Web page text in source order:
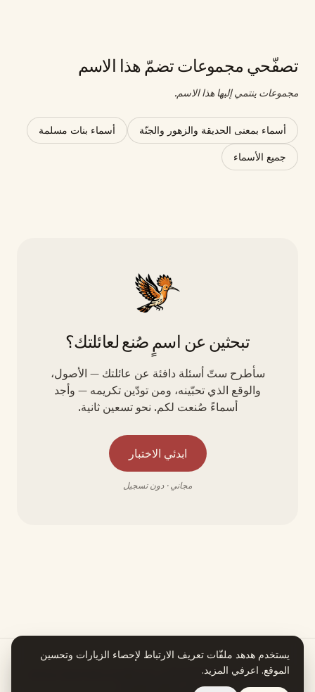
تصفّحي مجموعات تضمّ هذا الاسم
مجموعات ينتمي إليها هذا الاسم.
أسماء بمعنى الحديقة والزهور والجنّة أسماء بنات مسلمة
جميع الأسماء
تبحثين عن اسمٍ صُنع لعائلتك؟
سأطرح ستّ أسئلة دافئة عن عائلتك — الأصول،
والوقع الذي تحبّينه، ومن تودّين تكريمه — وأجد
أسماءً صُنعت لكم. نحو تسعين ثانية.
ابدئي الاختبار
مجاني · دون تسجيل
هدهد يعمل بمساعدة الذكاء الاصطناعي. كل معلومة في قصة اسمكِ تستند إلى
مصدر يمكنكِ التحقق منه.
يستخدم هدهد ملفّات تعريف الارتباط لإحصاء الزيارات وتحسين
الموقع. اعرفي المزيد.